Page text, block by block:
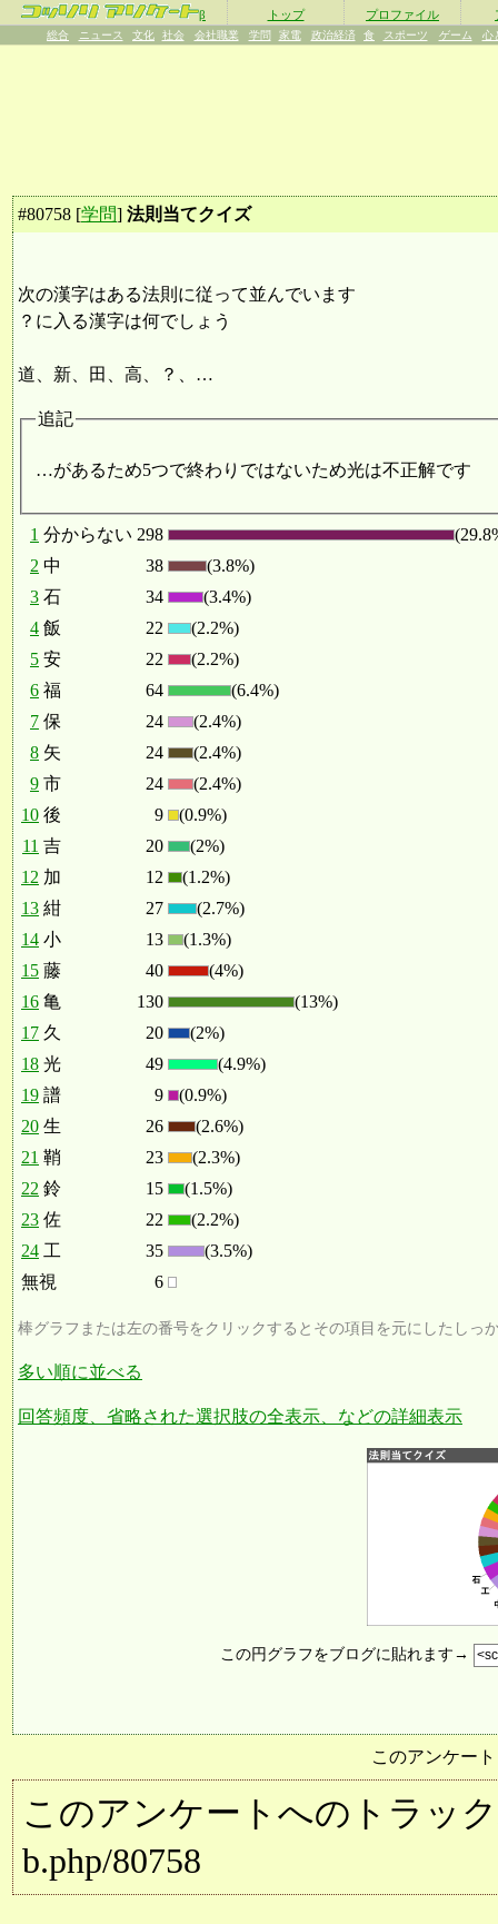
β トップ プロファイル
総合 ニュース 文化 社会 会社職業 学問 家電 政治経済 食 スポーツ ゲーム 心
#80758 [学問] 法則当てクイズ
次の漢字はある法則に従って並んでいます
？に入る漢字は何でしょう
道、新、田、高、？、…
追記
…があるため5つで終わりではないため光は不正解です
1 分からない 298
2 中 38
(3.8%)
3 石 34
(3.4%)
4 飯 22
(2.2%)
5 安 22
(2.2%)
6 福 64
(6.4%)
7 保 24
(2.4%)
8 矢 24
(2.4%)
9 市 24
(2.4%)
10 後 9
(0.9%)
11 吉 20
(2%)
12 加 12
(1.2%)
13 紺 27
(2.7%)
14 小 13
(1.3%)
15 藤 40
(4%)
16 亀 130
(13%)
17 久 20
(2%)
18 光 49
(4.9%)
19 譜 9
(0.9%)
20 生 26
(2.6%)
21 鞘 23
(2.3%)
22 鈴 15
(1.5%)
23 佐 22
(2.2%)
24 工 35
(3.5%)
無視
6
棒グラフまたは左の番号をクリックするとその項目を元にしたしっ
多い順に並べる
回答頻度、省略された選択肢の全表示、などの詳細表示
この円グラフをブログに貼れます→
このアンケー
このアンケートへのトラッ
b.php/80758